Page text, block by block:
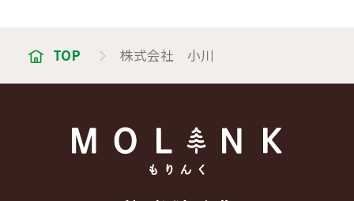
TOP 株式会社 小川